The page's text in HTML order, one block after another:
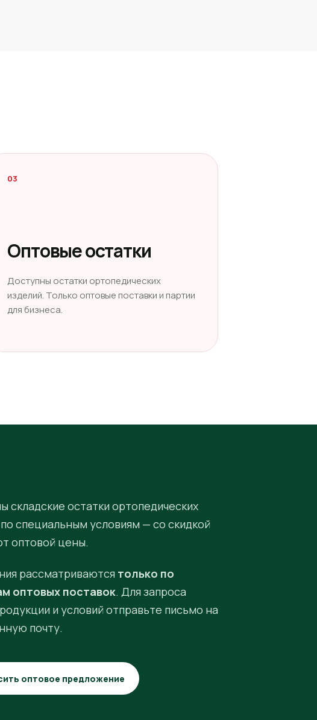
03
Оптовые остатки
Доступны остатки ортопедических
изделий. Только оптовые поставки и партии
для бизнеса.
складские остатки ортопедических
специальным условиям — со скидкой
оптовой цены.
рассматриваются только по
оптовых поставок. Для запроса
и условий отправьте письмо на
почту.
оптовое предложение